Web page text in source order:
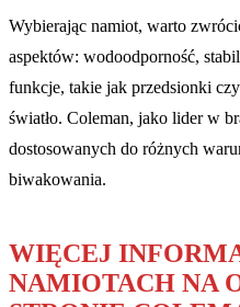
Wybierając namiot, warto
aspektów: wodoodporność,
funkcje, takie jak przedsionki
światło. Coleman, jako lider w
dostosowanych do różnych
biwakowania.
WIĘCEJ
NAMIOTACH NA